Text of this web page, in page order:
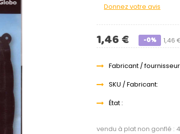
Donnez votre avis
1,46
1,46 € -0%
Fabricant /
SKU / Fabricant:
État :
vendu à plat non gonflé :